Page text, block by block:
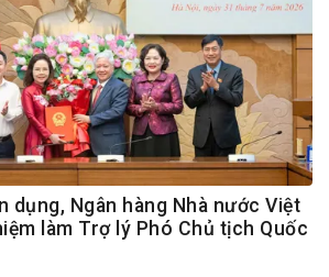
dụng, Ngân hàng Nhà nước Việt
làm Trợ lý Phó Chủ tịch Quốc